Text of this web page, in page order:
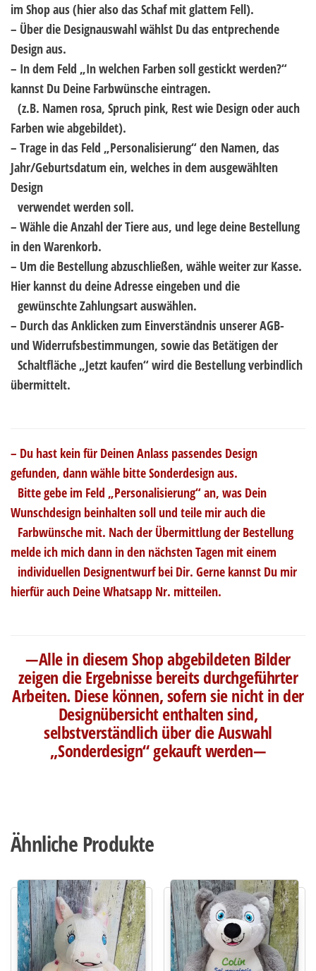
im Shop aus (hier also das Schaf mit glattem Fell).
– Über die Designauswahl wählst Du das entprechende
Design aus.
– In dem Feld „In welchen Farben soll gestickt werden?“
kannst Du Deine Farbwünsche eintragen.
(z.B. Namen rosa, Spruch pink, Rest wie Design oder auch
Farben wie abgebildet).
– Trage in das Feld „Personalisierung“ den Namen, das
Jahr/Geburtsdatum ein, welches in dem ausgewählten
Design
verwendet werden soll.
– Wähle die Anzahl der Tiere aus, und lege deine Bestellung
in den Warenkorb.
– Um die Bestellung abzuschließen, wähle weiter zur Kasse.
Hier kannst du deine Adresse eingeben und die
gewünschte Zahlungsart auswählen.
– Durch das Anklicken zum Einverständnis unserer AGB-
und Widerrufsbestimmungen, sowie das Betätigen der
Schaltfläche „Jetzt kaufen“ wird die Bestellung verbindlich
übermittelt.
– Du hast kein für Deinen Anlass passendes Design
gefunden, dann wähle bitte Sonderdesign aus.
Bitte gebe im Feld „Personalisierung“ an, was Dein
Wunschdesign beinhalten soll und teile mir auch die
Farbwünsche mit. Nach der Übermittlung der Bestellung
melde ich mich dann in den nächsten Tagen mit einem
individuellen Designentwurf bei Dir. Gerne kannst Du mir
hierfür auch Deine Whatsapp Nr. mitteilen.
—Alle in diesem Shop abgebildeten Bilder
zeigen die Ergebnisse bereits durchgeführter
Arbeiten. Diese können, sofern sie nicht in der
Designübersicht enthalten sind,
selbstverständlich über die Auswahl
„Sonderdesign“ gekauft werden—
Ähnliche Produkte